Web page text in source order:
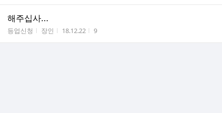
해주십사...
게시판명
등업신청 작성자
장인 작성시간
18.12.22 조회수
9